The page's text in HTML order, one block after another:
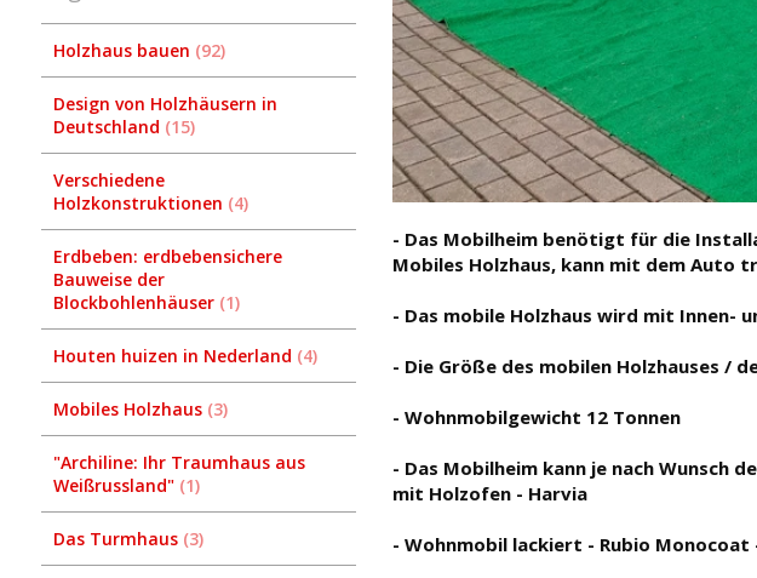
Holzhaus bauen 92
Design von Holzhäusern in
Deutschland 15
Verschiedene
Holzkonstruktionen 4
Erdbeben: erdbebensichere
Bauweise der
Blockbohlenhäuser 1
Houten huizen in Nederland 4
Mobiles Holzhaus 3
"Archiline: Ihr Traumhaus aus
Weißrussland" 1
Das Turmhaus 3
- Das Mobilheim benötigt für die
Mobiles Holzhaus, kann mit dem Auto
- Das mobile Holzhaus wird mit Innen-
- Die Größe des mobilen Holzhauses /
- Wohnmobilgewicht 12 Tonnen
- Das Mobilheim kann je nach Wunsch
mit Holzofen - Harvia
- Wohnmobil lackiert - Rubio Monocoat